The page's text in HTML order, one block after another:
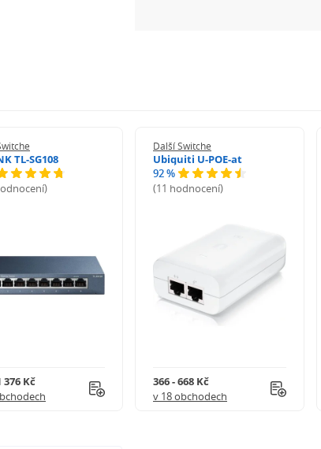
TL-SG108
376 Kč
Další Switche
Ubiquiti U-POE-at
92 %
(11 hodnocení)
366 - 668 Kč
v 18 obchodech